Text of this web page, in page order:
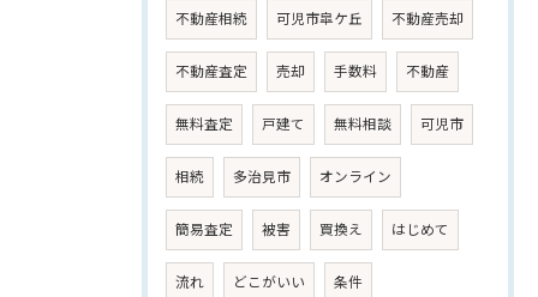
不動産相続 可児市皐ケ丘 不動産売却
不動産査定 売却 手数料 不動産
無料査定 戸建て 無料相談 可児市
相続 多治見市 オンライン
簡易査定 被害 買換え はじめて
流れ どこがいい 条件